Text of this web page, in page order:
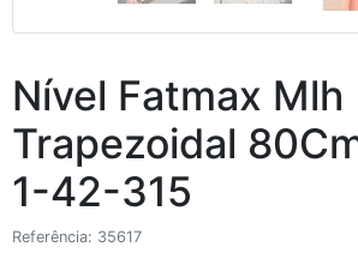
Nível Fatmax Mlh
Trapezoidal
1-42-315
Referência: 35617